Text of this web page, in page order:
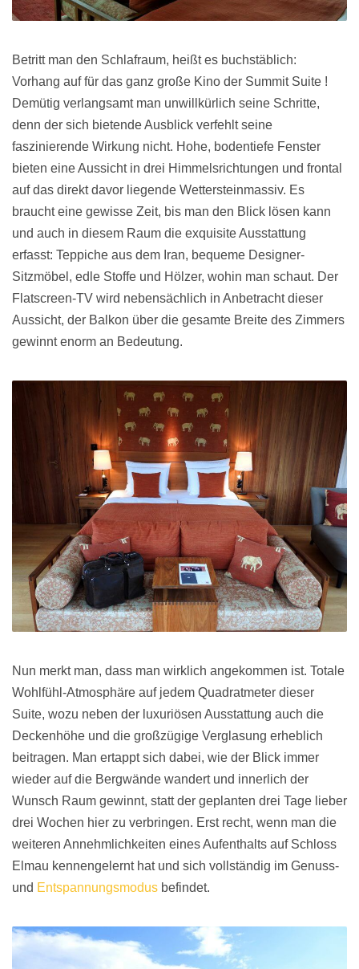
Betritt man den Schlafraum, heißt es buchstäblich:
Vorhang auf für das ganz große Kino der Summit Suite !
Demütig verlangsamt man unwillkürlich seine Schritte,
denn der sich bietende Ausblick verfehlt seine
faszinierende Wirkung nicht. Hohe, bodentiefe Fenster
bieten eine Aussicht in drei Himmelsrichtungen und frontal
auf das direkt davor liegende Wettersteinmassiv. Es
braucht eine gewisse Zeit, bis man den Blick lösen kann
und auch in diesem Raum die exquisite Ausstattung
erfasst: Teppiche aus dem Iran, bequeme Designer-
Sitzmöbel, edle Stoffe und Hölzer, wohin man schaut. Der
Flatscreen-TV wird nebensächlich in Anbetracht dieser
Aussicht, der Balkon über die gesamte Breite des Zimmers
gewinnt enorm an Bedeutung.
Nun merkt man, dass man wirklich angekommen ist. Totale
Wohlfühl-Atmosphäre auf jedem Quadratmeter dieser
Suite, wozu neben der luxuriösen Ausstattung auch die
Deckenhöhe und die großzügige Verglasung erheblich
beitragen. Man ertappt sich dabei, wie der Blick immer
wieder auf die Bergwände wandert und innerlich der
Wunsch Raum gewinnt, statt der geplanten drei Tage lieber
drei Wochen hier zu verbringen. Erst recht, wenn man die
weiteren Annehmlichkeiten eines Aufenthalts auf Schloss
Elmau kennengelernt hat und sich vollständig im Genuss-
und Entspannungsmodus befindet.